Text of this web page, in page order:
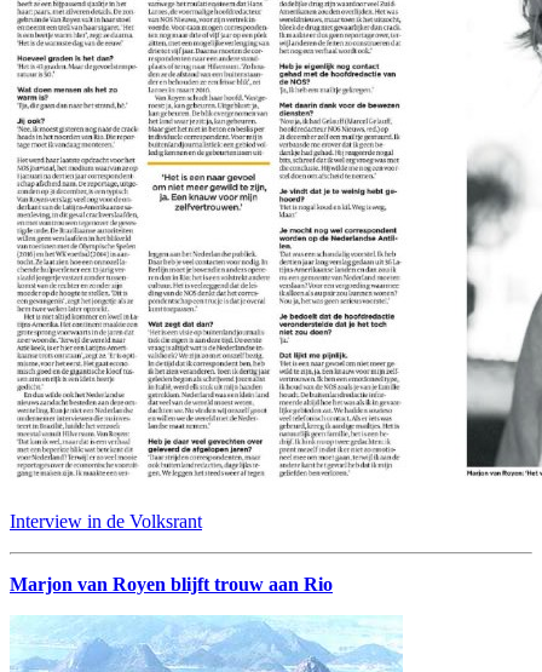
Interview in de Volksrant
Marjon van Royen blijft trouw aan Rio